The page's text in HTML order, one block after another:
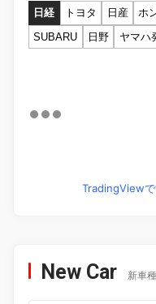
日経 トヨタ 日産 ホ
SUBARU
日野 ヤマハ
TradingView
New Car 新車